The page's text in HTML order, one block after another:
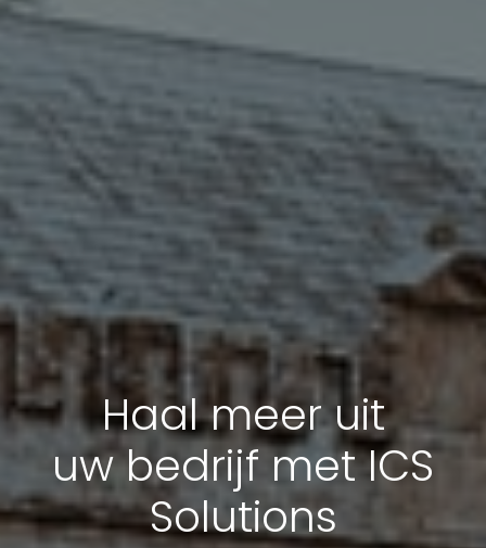
Haal meer uit
uw bedrijf met ICS
Solutions